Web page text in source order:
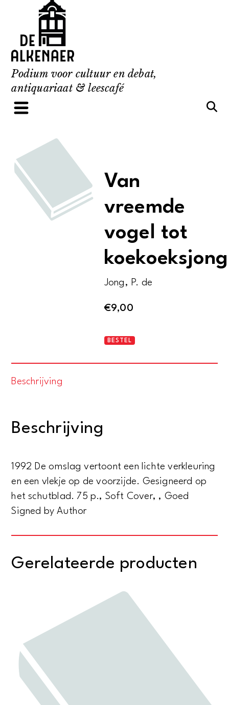
content
Podium voor cultuur en debat,
antiquariaat & leescafé
Van
vreemde
vogel tot
koekoeksjong
Jong, P. de
€9,00
Van
BESTEL
Beschrijving
Beschrijving
1992 De omslag vertoont een lichte verkleuring
en een vlekje op de voorzijde. Gesigneerd op
het schutblad. 75 p., Soft Cover, , Goed
Signed by Author
Gerelateerde producten